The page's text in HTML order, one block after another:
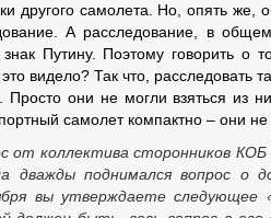
другого самолета. Но, опять
А расследование, в
Путину. Поэтому говорить о
видело? Так что, расследовать
Просто они не могли взяться из
самолет компактно – они не
от коллектива сторонников
дважды поднимался вопрос о
вы утверждаете следующее